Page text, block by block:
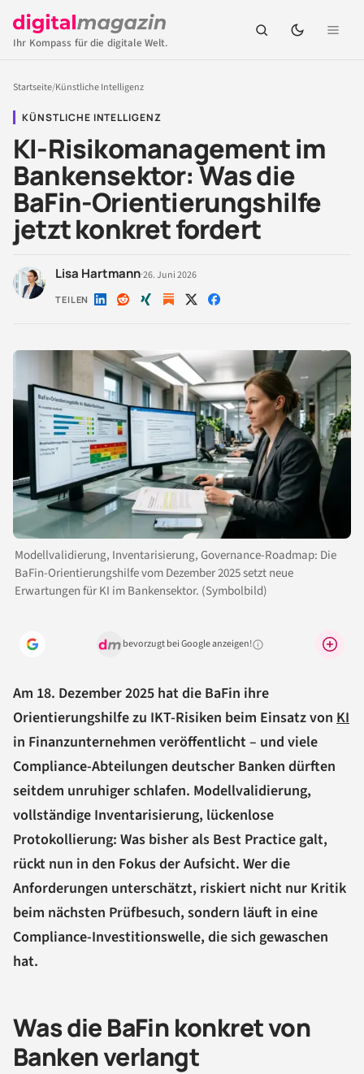
Ihr Kompass für die digitale Welt.
Startseite/Künstliche Intelligenz
KÜNSTLICHE INTELLIGENZ
KI-Risikomanagement im
Bankensektor: Was die
BaFin-Orientierungshilfe
jetzt konkret fordert
Lisa Hartmann·26. Juni 2026
TEILEN Auf Auf Auf Auf Auf
Modellvalidierung, Inventarisierung, Governance-Roadmap: Die
BaFin-Orientierungshilfe vom Dezember 2025 setzt neue
Erwartungen für KI im Bankensektor. (Symbolbild)
bevorzugt bei Google anzeigen!Warum lohnt sich das?
Am 18. Dezember 2025 hat die BaFin ihre
Orientierungshilfe zu IKT-Risiken beim Einsatz von KI
in Finanzunternehmen veröffentlicht – und viele
Compliance-Abteilungen deutscher Banken dürften
seitdem unruhiger schlafen. Modellvalidierung,
vollständige Inventarisierung, lückenlose
Protokollierung: Was bisher als Best Practice galt,
rückt nun in den Fokus der Aufsicht. Wer die
Anforderungen unterschätzt, riskiert nicht nur Kritik
beim nächsten Prüfbesuch, sondern läuft in eine
Compliance-Investitionswelle, die sich gewaschen
hat.
Was die BaFin konkret von
Banken verlangt